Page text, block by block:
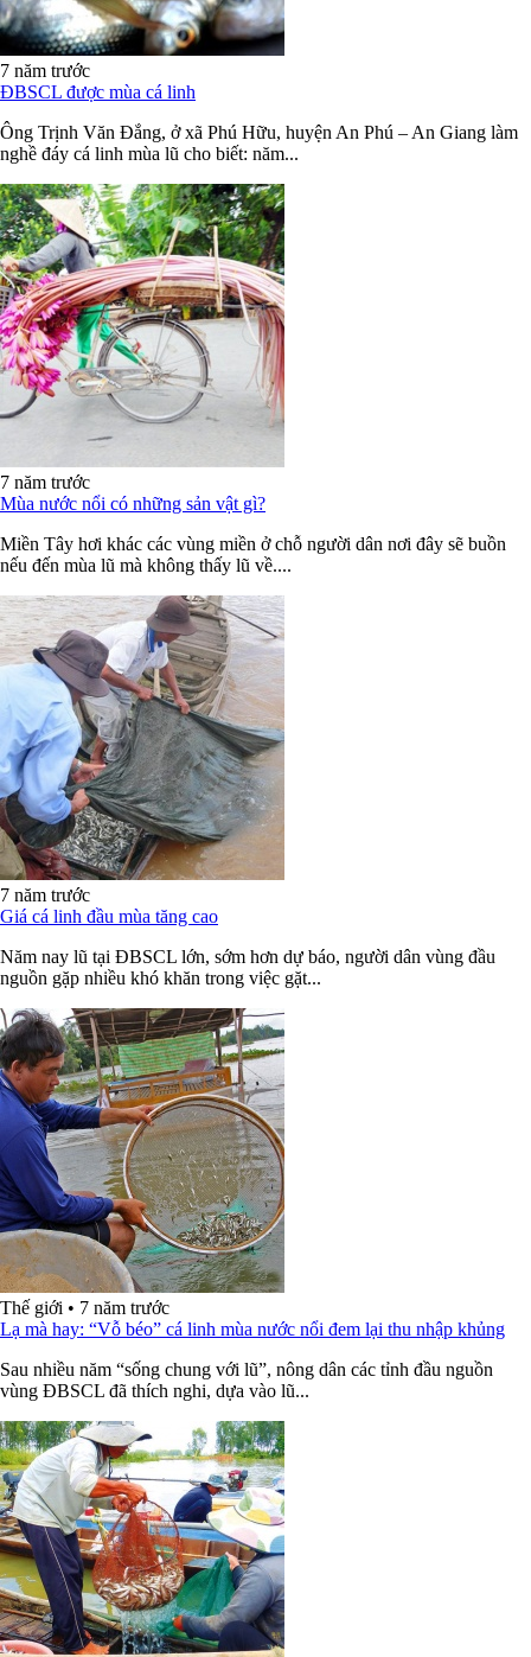
7 năm trước
ĐBSCL được mùa cá linh
Ông Trịnh Văn Đắng, ở xã Phú Hữu, huyện An Phú – An Giang làm
nghề đáy cá linh mùa lũ cho biết: năm...
7 năm trước
Mùa nước nổi có những sản vật gì?
Miền Tây hơi khác các vùng miền ở chỗ người dân nơi đây sẽ buồn
nếu đến mùa lũ mà không thấy lũ về....
7 năm trước
Giá cá linh đầu mùa tăng cao
Năm nay lũ tại ĐBSCL lớn, sớm hơn dự báo, người dân vùng đầu
nguồn gặp nhiều khó khăn trong việc gặt...
Thế giới • 7 năm trước
Lạ mà hay: “Vỗ béo” cá linh mùa nước nổi đem lại thu nhập khủng
Sau nhiều năm “sống chung với lũ”, nông dân các tỉnh đầu nguồn
vùng ĐBSCL đã thích nghi, dựa vào lũ...